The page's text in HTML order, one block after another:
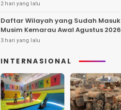
2 hari yang lalu
Daftar Wilayah yang Sudah Masuk
Musim Kemarau Awal Agustus 2026
3 hari yang lalu
INTERNASIONAL